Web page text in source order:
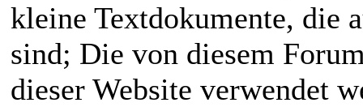
kleine Textdokumente, die
sind; Die von diesem
dieser Website verwendet